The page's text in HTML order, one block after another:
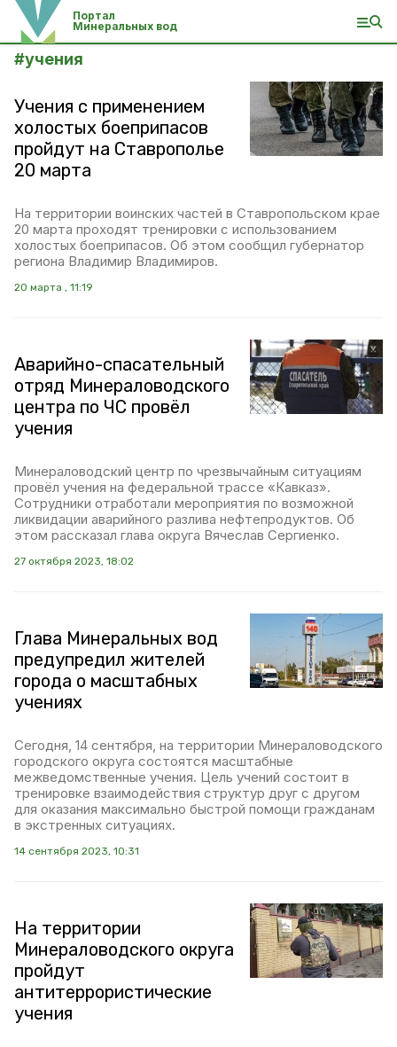
Портал
Минеральных вод
#учения
Учения с применением
холостых боеприпасов
пройдут на Ставрополье
20 марта
На территории воинских частей в Ставропольском крае
20 марта проходят тренировки с использованием
холостых боеприпасов. Об этом сообщил губернатор
региона Владимир Владимиров.
20 марта , 11:19
Аварийно-спасательный
отряд Минераловодского
центра по ЧС провёл
учения
Минераловодский центр по чрезвычайным ситуациям
провёл учения на федеральной трассе «Кавказ».
Сотрудники отработали мероприятия по возможной
ликвидации аварийного разлива нефтепродуктов. Об
этом рассказал глава округа Вячеслав Сергиенко.
27 октября 2023, 18:02
Глава Минеральных вод
предупредил жителей
города о масштабных
учениях
Сегодня, 14 сентября, на территории Минераловодского
городского округа состоятся масштабные
межведомственные учения. Цель учений состоит в
тренировке взаимодействия структур друг с другом
для оказания максимально быстрой помощи гражданам
в экстренных ситуациях.
14 сентября 2023, 10:31
На территории
Минераловодского округа
пройдут
антитеррористические
учения